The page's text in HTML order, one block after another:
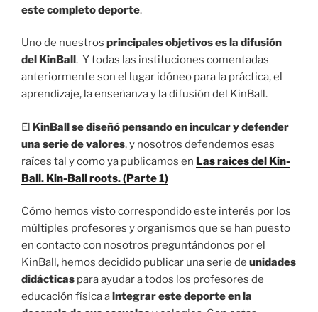
este completo deporte.
Uno de nuestros principales objetivos es la difusión
del KinBall . Y todas las instituciones comentadas
anteriormente son el lugar idóneo para la práctica, el
aprendizaje, la enseñanza y la difusión del KinBall.
El KinBall se diseñó pensando en inculcar y defender
una serie de valores, y nosotros defendemos esas
raíces tal y como ya publicamos en Las raices del Kin-
Ball. Kin-Ball roots. (Parte 1)
Cómo hemos visto correspondido este interés por los
múltiples profesores y organismos que se han puesto
en contacto con nosotros preguntándonos por el
KinBall, hemos decidido publicar una serie de unidades
didácticas para ayudar a todos los profesores de
educación física aintegrar este deporte en la